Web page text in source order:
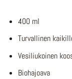
400 ml
Turvallinen
Vesiliukoinen
Biohajoava